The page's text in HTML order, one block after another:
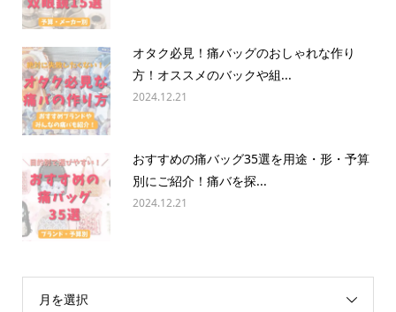
オタク必見！痛バッグのおしゃれな作り
方！オススメのバックや組...
2024.12.21
おすすめの痛バッグ35選を用途・形・予算
別にご紹介！痛バを探...
2024.12.21
月を選択